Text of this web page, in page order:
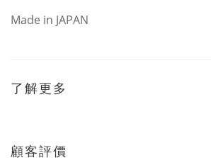
Made in JAPAN
了解更多
顧客評價